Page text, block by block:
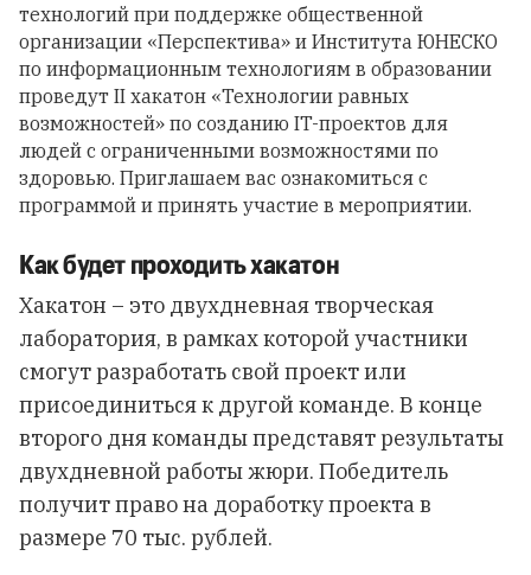
технологий при поддержке общественной
организации «Перспектива» и Института ЮНЕСКО
по информационным технологиям в образовании
проведут II хакатон «Технологии равных
возможностей» по созданию IT-проектов для
людей с ограниченными возможностями по
здоровью. Приглашаем вас ознакомиться с
программой и принять участие в мероприятии.
Как будет проходить хакатон
Хакатон – это двухдневная творческая
лаборатория, в рамках которой участники
смогут разработать свой проект или
присоединиться к другой команде. В конце
второго дня команды представят результаты
двухдневной работы жюри. Победитель
получит право на доработку проекта в
размере 70 тыс. рублей.